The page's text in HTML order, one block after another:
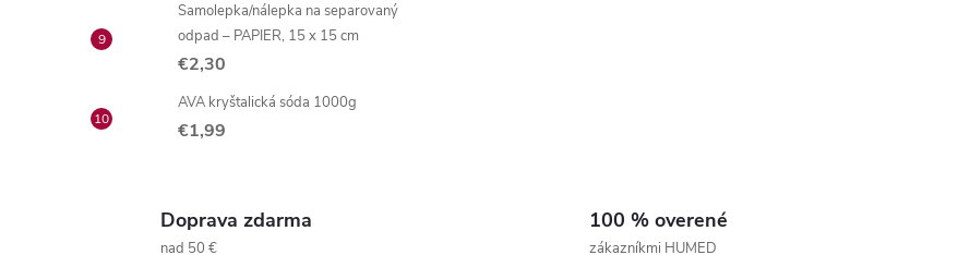
Samolepka/nálepka na separovaný
odpad – PAPIER, 15 x 15 cm
€2,30
AVA kryštalická sóda 1000g
€1,99
Doprava zdarma
nad 50 €
100 % overené
zákazníkmi HUMED